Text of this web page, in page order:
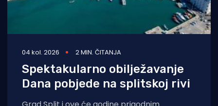
04 kol. 2026 2 MIN. ČITANJA
Spektakularno obilježavanje
Dana pobjede na splitskoj rivi